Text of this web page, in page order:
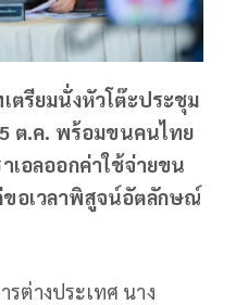
ตรียมนั่งหัวโต๊ะประชุม
ต.ค. พร้อมขนคนไทย
เอลออกค่าใช้จ่ายขน
อเวลาพิสูจน์อัตลักษณ์
รต่างประเทศ นาง